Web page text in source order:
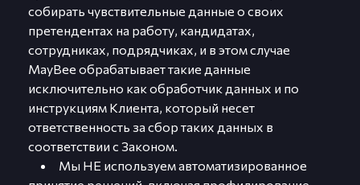
собирать чувствительные данные о своих
претендентах на работу, кандидатах,
сотрудниках, подрядчиках, и в этом случае
MayBee обрабатывает такие данные
исключительно как обработчик данных и по
инструкциям Клиента, который несет
ответственность за сбор таких данных в
соответствии с Законом.
Мы НЕ используем автоматизированное